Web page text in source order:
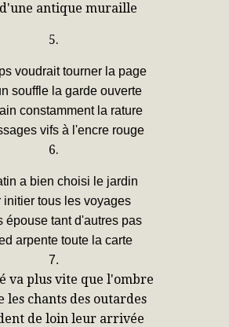
antique muraille
5.
voudrait tourner la page
souffle la garde ouverte
constamment la rature
vifs à l'encre rouge
6.
a bien choisi le jardin
initier tous les voyages
épouse tant d'autres pas
arpente toute la carte
7.
va plus vite que l'ombre
les chants des outardes
de loin leur arrivée